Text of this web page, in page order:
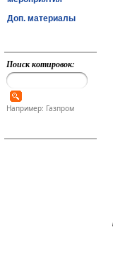
Доп. материалы
Поиск котировок:
Например: Газпром